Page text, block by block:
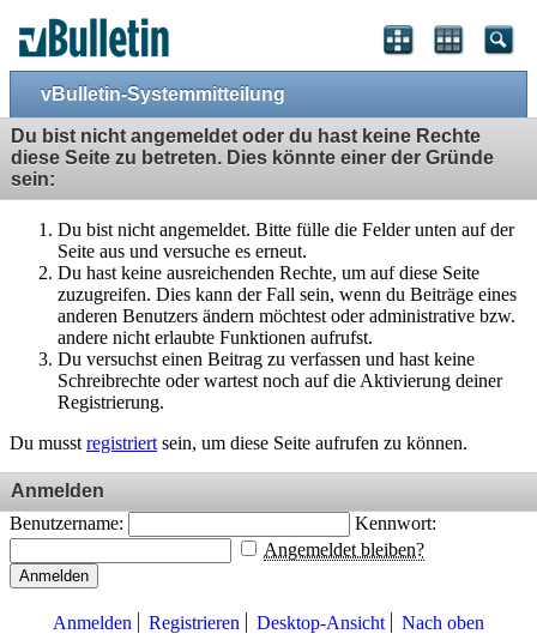
vBulletin-Systemmitteilung
Du bist nicht angemeldet oder du hast keine Rechte
diese Seite zu betreten. Dies könnte einer der Gründe
sein:
Du bist nicht angemeldet. Bitte fülle die Felder unten auf der
Seite aus und versuche es erneut.
Du hast keine ausreichenden Rechte, um auf diese Seite
zuzugreifen. Dies kann der Fall sein, wenn du Beiträge eines
anderen Benutzers ändern möchtest oder administrative bzw.
andere nicht erlaubte Funktionen aufrufst.
Du versuchst einen Beitrag zu verfassen und hast keine
Schreibrechte oder wartest noch auf die Aktivierung deiner
Registrierung.
Du musst registriert sein, um diese Seite aufrufen zu können.
Anmelden
Benutzername:
Kennwort:
Angemeldet bleiben?
Anmelden
Anmelden Registrieren Desktop-Ansicht Nach oben